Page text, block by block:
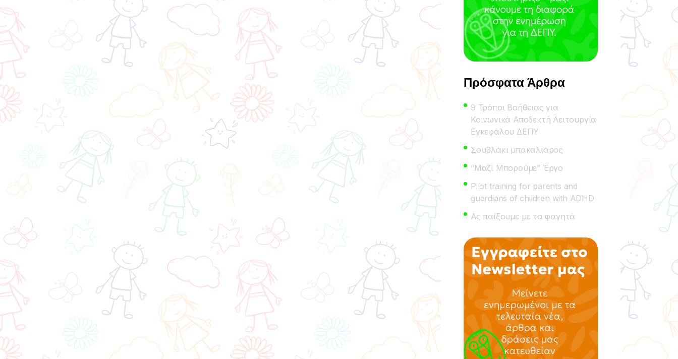
Πρόσφατα Άρθρα
9 Τρόποι Βοήθειας για
Κοινωνικά Αποδεκτή Λειτουργία
Εγκεφάλου ΔΕΠΥ
Σουβλάκι μπακαλιάρος
“Μαζί Μπορούμε” Έργο
Pilot training for parents and
guardians of children with ADHD
Ας παίξουμε με τα φαγητά